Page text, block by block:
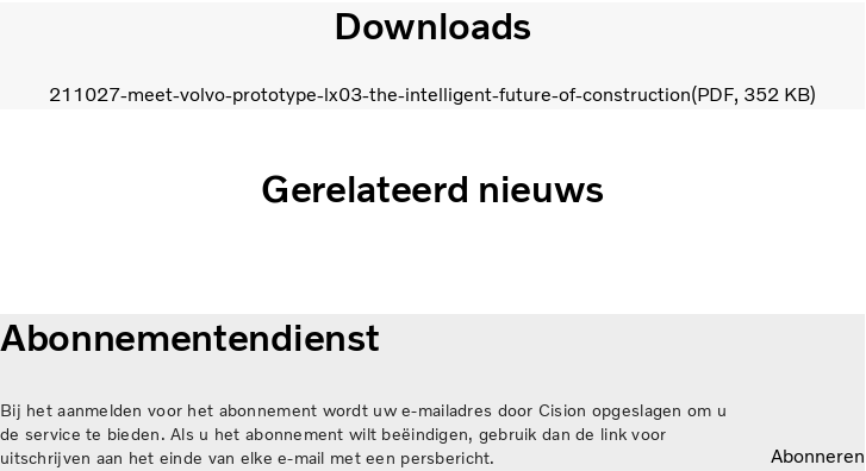
Downloads
211027-meet-volvo-prototype-lx03-the-intelligent-future-of-construction PDF 352 KB
Gerelateerd nieuws
Abonnementendienst
Bij het aanmelden voor het abonnement wordt uw e-mailadres door Cision opgeslagen om u
de service te bieden. Als u het abonnement wilt beëindigen, gebruik dan de link voor
uitschrijven aan het einde van elke e-mail met een persbericht.
Abonneren